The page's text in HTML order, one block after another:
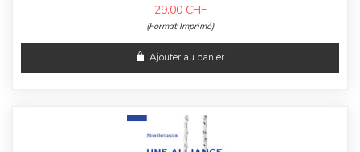
29,00 CHF
(Format Imprimé)
Ajouter au panier